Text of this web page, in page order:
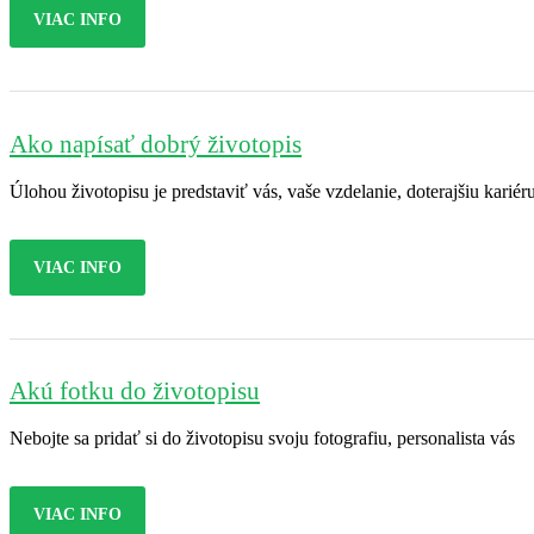
VIAC INFO
Ako napísať dobrý životopis
Úlohou životopisu je predstaviť vás, vaše vzdelanie, doterajšiu
VIAC INFO
Akú fotku do životopisu
Nebojte sa pridať si do životopisu svoju fotografiu, personalista vás
VIAC INFO